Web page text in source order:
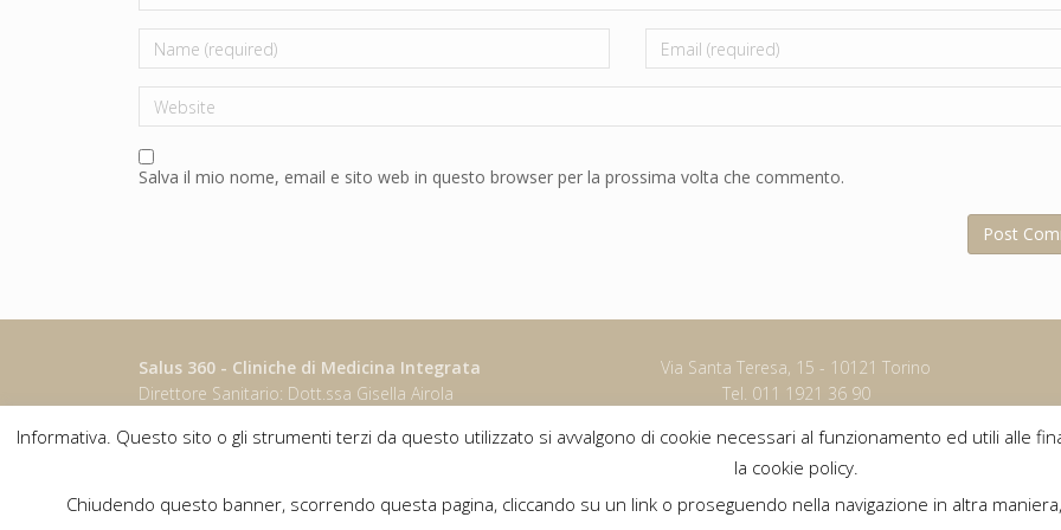
Name Email
Website
Salva il mio nome, email e sito web in questo browser per la prossima volta che commento.
Salus 360 - Cliniche di Medicina Integrata
Direttore Sanitario: Dott.ssa Gisella Airola
P.IVA 11353350017
Via Santa Teresa, 15 - 10121 Torino
Tel. 011 1921 36 90
Informativa. Questo sito o gli strumenti terzi da questo utilizzato si avvalgono di cookie necessari al funzionamento ed utili alle
la cookie policy.
Chiudendo questo banner, scorrendo questa pagina, cliccando su un link o proseguendo nella navigazione in altra